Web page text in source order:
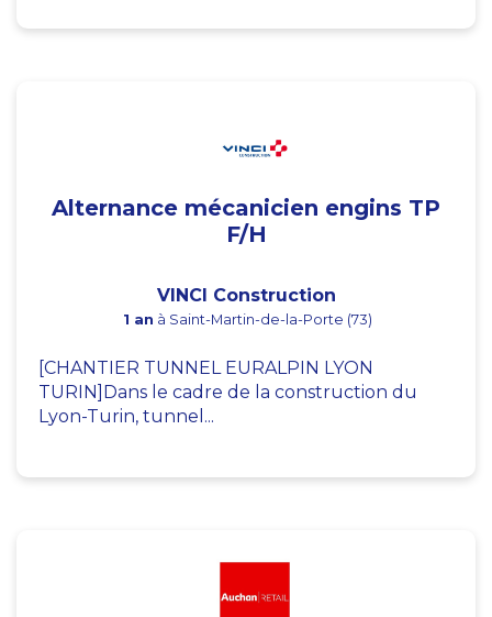
Alternance mécanicien engins TP
F/H
VINCI Construction
1 an à Saint-Martin-de-la-Porte (73)
[CHANTIER TUNNEL EURALPIN LYON
TURIN]Dans le cadre de la construction du
Lyon-Turin, tunnel...